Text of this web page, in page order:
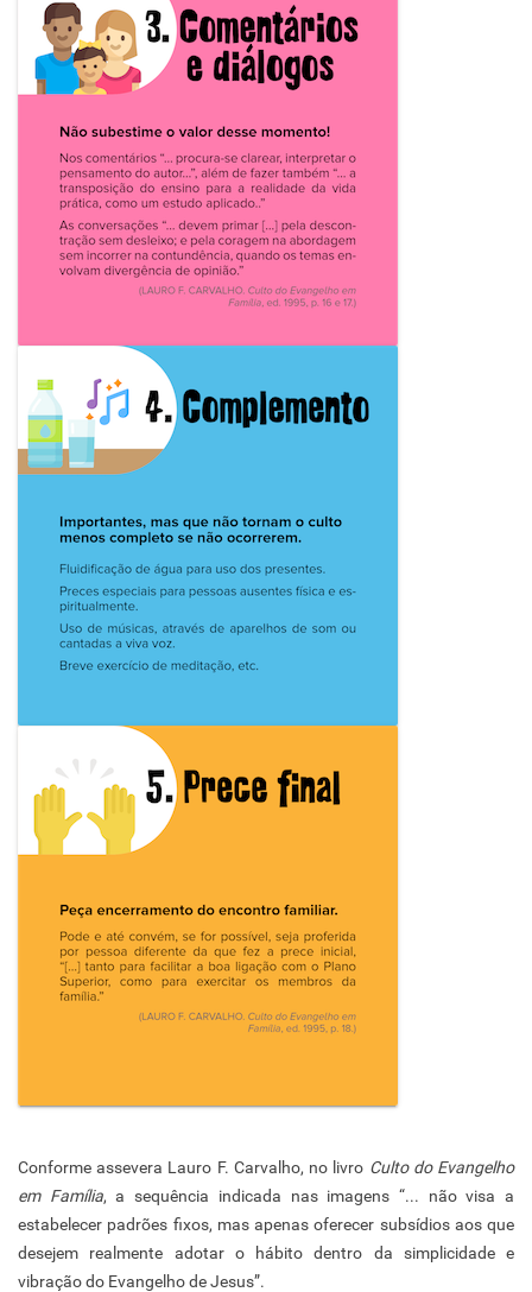
Conforme assevera Lauro F. Carvalho, no livro Culto do Evangelho
em Família, a sequência indicada nas imagens “... não visa a
estabelecer padrões fixos, mas apenas oferecer subsídios aos que
desejem realmente adotar o hábito dentro da simplicidade e
vibração do Evangelho de Jesus”.